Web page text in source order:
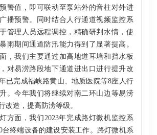
警值，即可联动至泵站外的音柱对外进
播预警。同时结合人行通道视频监控系
管理人员远程调控，精确研判水情，使
雨期间通道防汛能力得到了显著提高。
，我们主要通过加高地道耳墙和挡水板
对易涝路段地下通道进出口进行提升改
已完成福峡路黄山、地质医院等8座人行
。今年我们将继续对南二环山边等易涝
改造，提高防涝等级。
面，我们2023年完成路灯微机监控系
台终端设备的建设安装工作。路灯微机系